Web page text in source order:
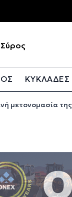
Σύρος
ΚΥΚΛΑΔΕΣ
μετονομασία της